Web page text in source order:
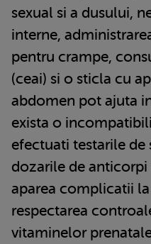
sexual si a dusului,
interne,
pentru crampe,
(ceai) si o sticla cu
abdomen pot ajuta
exista o
efectuati testarile de
dozarile de
aparea complicatii
respectarea
vitaminelor